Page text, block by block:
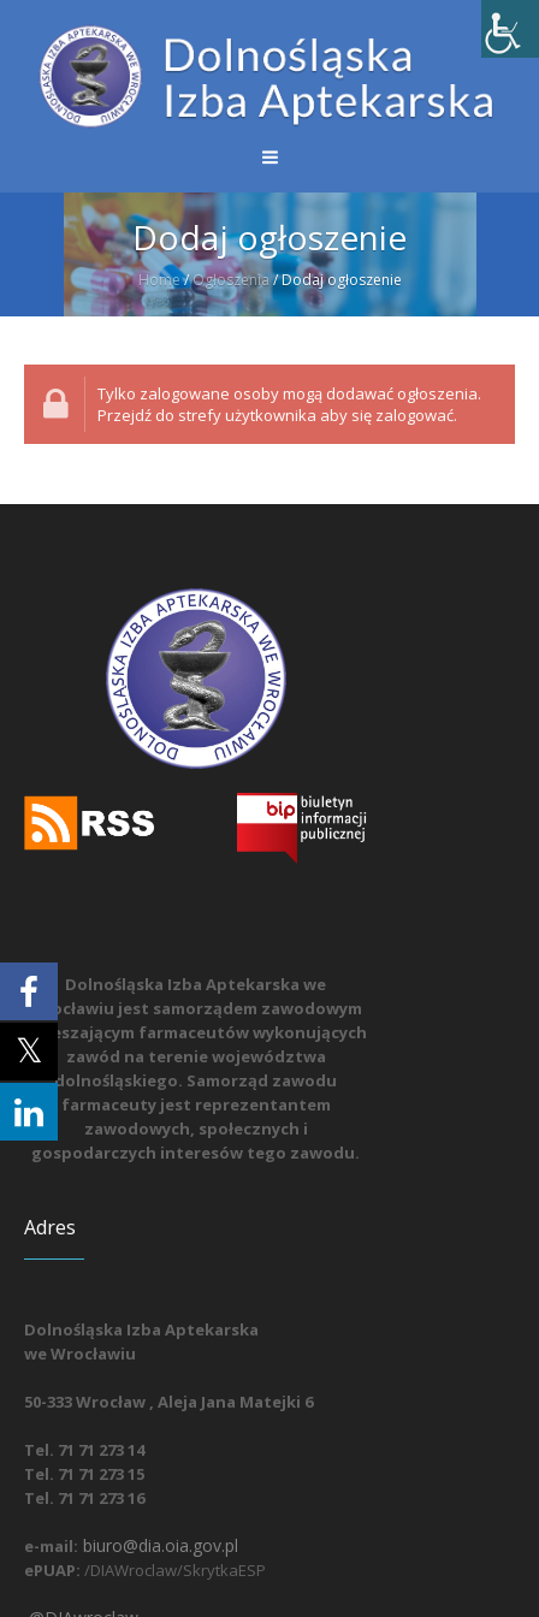
Dodaj ogłoszenie
Home/Ogłoszenia/Dodaj ogłoszenie
Tylko zalogowane osoby mogą dodawać ogłoszenia.
Przejdź do strefy użytkownika aby się zalogować.
Dolnośląska Izba Aptekarska we
Wrocławiu jest samorządem zawodowym
zrzeszającym farmaceutów wykonujących
zawód na terenie województwa
dolnośląskiego. Samorząd zawodu
farmaceuty jest reprezentantem
zawodowych, społecznych i
gospodarczych interesów tego zawodu.
Adres
Dolnośląska Izba Aptekarska
we Wrocławiu
50-333 Wrocław , Aleja Jana Matejki 6
Tel. 71 71 273 14
Tel. 71 71 273 15
Tel. 71 71 273 16
e-mail: biuro@dia.oia.gov.pl
ePUAP: /DIAWroclaw/SkrytkaESP